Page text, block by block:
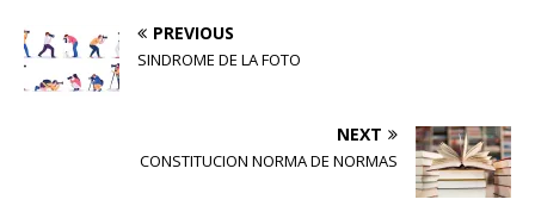
PREVIOUS
SINDROME DE LA FOTO
NEXT
CONSTITUCION NORMA DE NORMAS